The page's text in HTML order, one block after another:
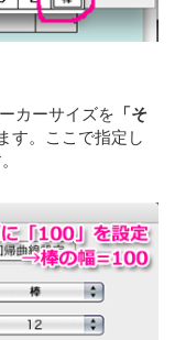
カーサイズを 「そ
す。ここで指定し